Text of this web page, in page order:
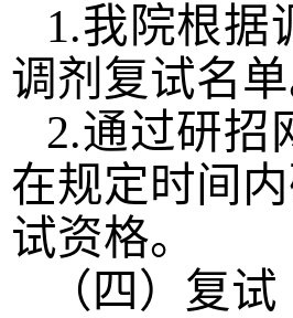
1.我院根据
调剂复试名单
2.通过研招
在规定时间
试资格。
（四）复试